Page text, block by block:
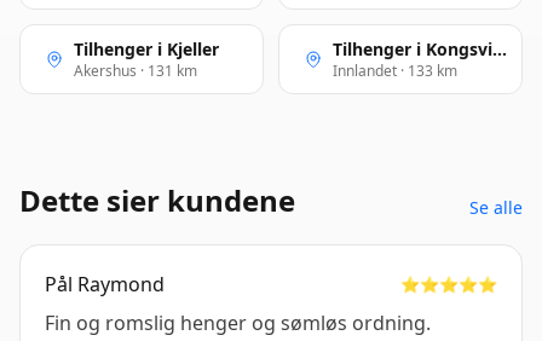
Tilhenger i Kjeller
Akershus · 131 km
Tilhenger i Kongsvinger
Innlandet · 133 km
Dette sier kundene Se alle
Pål Raymond ⭐️⭐️⭐️⭐️⭐️
Fin og romslig henger og sømløs ordning.